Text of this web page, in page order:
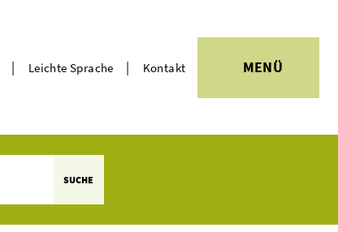
| Leichte Sprache | Kontakt MENÜ
SUCHE